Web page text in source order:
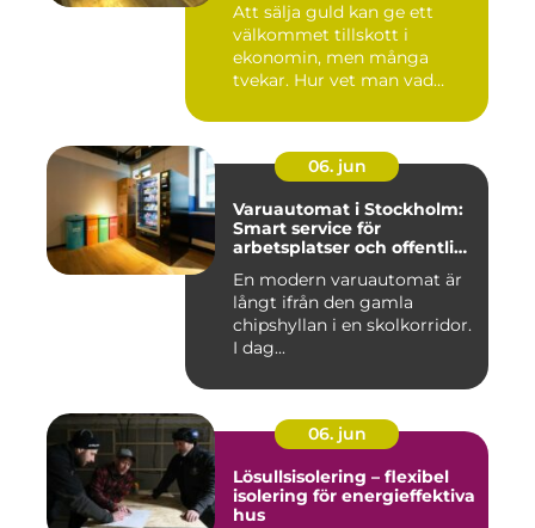
Att sälja guld kan ge ett
välkommet tillskott i
ekonomin, men många
tvekar. Hur vet man vad
06. jun
Varuautomat i Stockholm:
Smart service för
arbetsplatser och offentliga
En modern varuautomat är
långt ifrån den gamla
chipshyllan i en skolkorridor.
I dag...
06. jun
Lösullsisolering – flexibel
isolering för energieffektiva
hus